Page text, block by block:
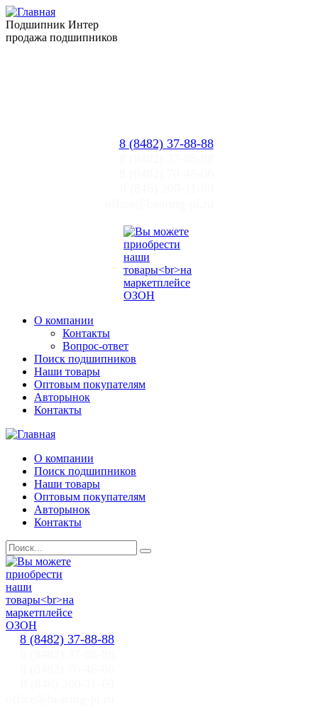
Подшипник Интер
продажа подшипников
8 (8482) 37-88-88
О компании
Контакты
Вопрос-ответ
Поиск подшипников
Наши товары
Оптовым покупателям
Авторынок
Контакты
О компании
Поиск подшипников
Наши товары
Оптовым покупателям
Авторынок
Контакты
8 (8482) 37-88-88